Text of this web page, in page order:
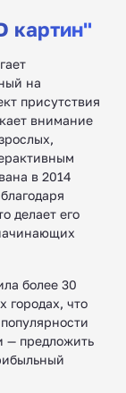
картин"
на
присутствия
внимание
в 2014
делает его
более 30
городах, что
— предложить